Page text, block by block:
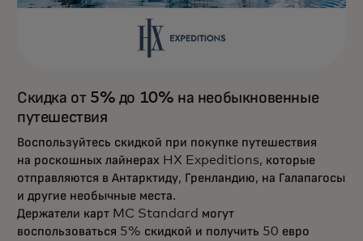
Скидка от 5% до 10% на необыкновенные
путешествия
Воспользуйтесь скидкой при покупке путешествия
на роскошных лайнерах HX Expeditions, которые
отправляются в Антарктиду, Гренландию, на Галапагосы
и другие необычные места.
Держатели карт MC Standard могут
воспользоваться 5% скидкой и получить 50 евро